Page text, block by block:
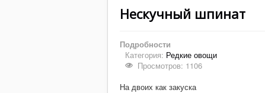
Нескучный шпинат
Подробности
Категория: Редкие овощи
Просмотров: 1106
На двоих как закуска